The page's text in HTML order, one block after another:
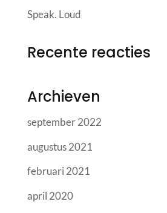
Speak. Loud
Recente reacties
Archieven
september 2022
augustus 2021
februari 2021
april 2020